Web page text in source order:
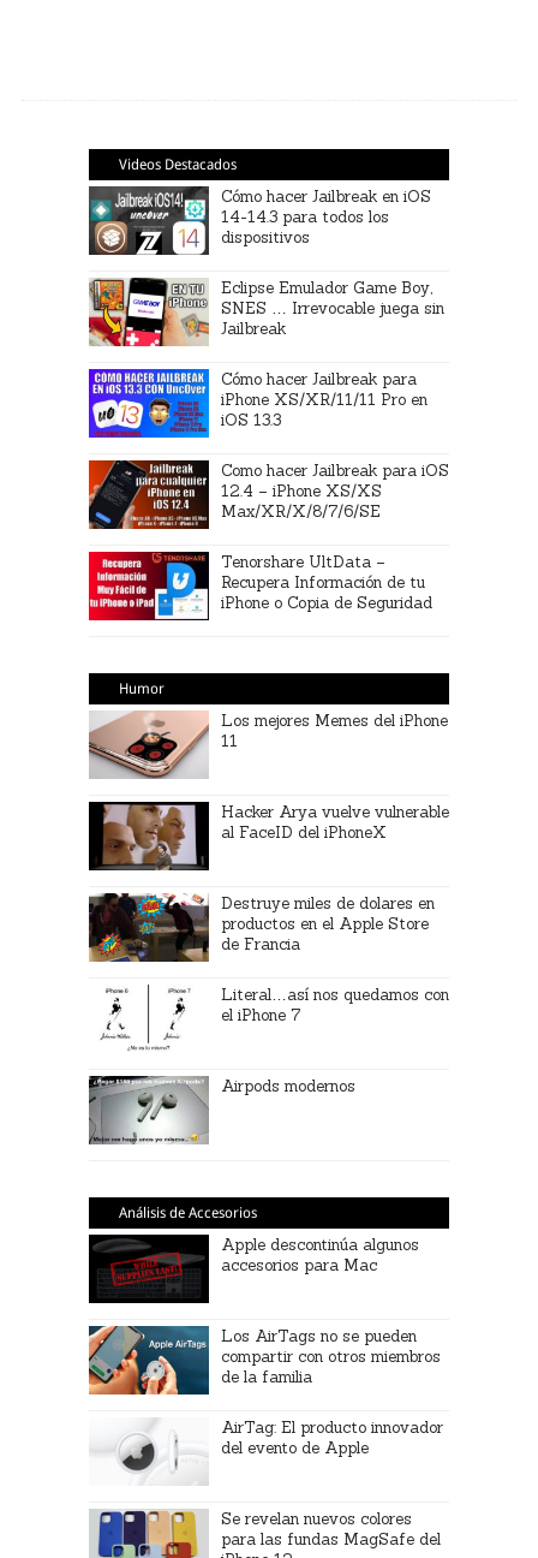
Videos Destacados
Cómo hacer Jailbreak en iOS
14-14.3 para todos los
dispositivos
Eclipse Emulador Game Boy,
SNES … Irrevocable juega sin
Jailbreak
Cómo hacer Jailbreak para
iPhone XS/XR/11/11 Pro en
iOS 13.3
Como hacer Jailbreak para iOS
12.4 – iPhone XS/XS
Max/XR/X/8/7/6/SE
Tenorshare UltData –
Recupera Información de tu
iPhone o Copia de Seguridad
Humor
Los mejores Memes del iPhone
11
Hacker Arya vuelve vulnerable
al FaceID del iPhoneX
Destruye miles de dolares en
productos en el Apple Store
de Francia
Literal…así nos quedamos con
el iPhone 7
Airpods modernos
Análisis de Accesorios
Apple descontinúa algunos
accesorios para Mac
Los AirTags no se pueden
compartir con otros miembros
de la familia
AirTag: El producto innovador
del evento de Apple
Se revelan nuevos colores
para las fundas MagSafe del